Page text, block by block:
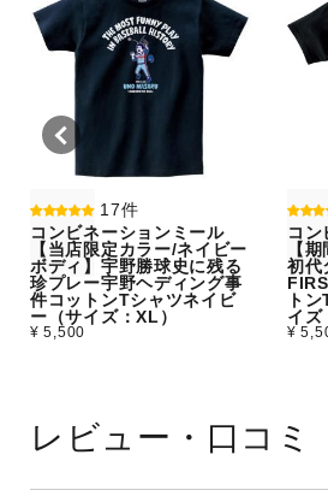
17件
コンビネーションミール
【当店限定カラー/ネイビー
ボディ】宇野勝球史に残る
珍プレー宇野ヘディング事
件コットンTシャツネイビ
ー（サイズ：XL）
¥ 5,500
コン
【
初代
ト
イズ
¥
レビュー・口コミ